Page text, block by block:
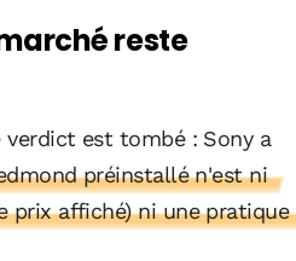
reste
verdict est tombé : Sony a
préinstallé n'est ni
prix affiché) ni une pratique